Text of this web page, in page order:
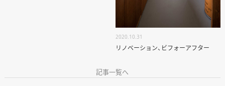
2020.10.31
リノベーション、ビフォーアフター
記事一覧へ